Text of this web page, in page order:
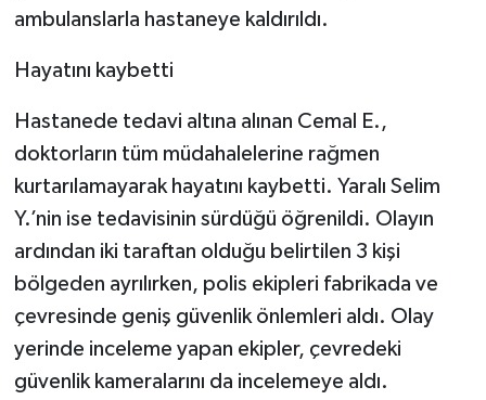
ambulanslarla hastaneye kaldırıldı.
Hayatını kaybetti
Hastanede tedavi altına alınan Cemal E.,
doktorların tüm müdahalelerine rağmen
kurtarılamayarak hayatını kaybetti. Yaralı Selim
Y.’nin ise tedavisinin sürdüğü öğrenildi. Olayın
ardından iki taraftan olduğu belirtilen 3 kişi
bölgeden ayrılırken, polis ekipleri fabrikada ve
çevresinde geniş güvenlik önlemleri aldı. Olay
yerinde inceleme yapan ekipler, çevredeki
güvenlik kameralarını da incelemeye aldı.